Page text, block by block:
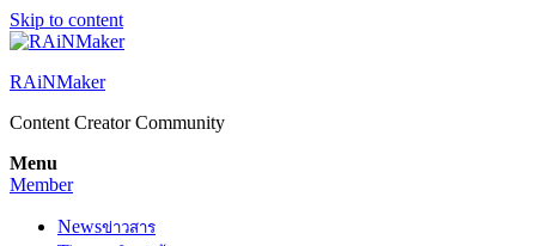
Skip to content
RAiNMaker
Content Creator Community
Menu
Member
Newsข่าวสาร